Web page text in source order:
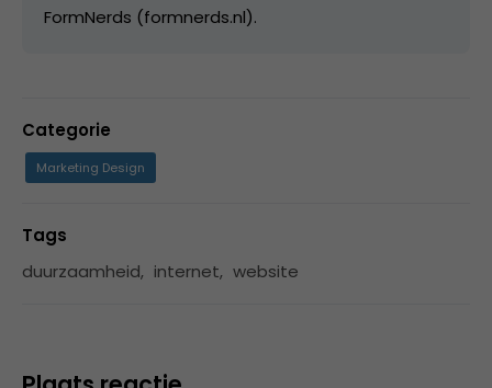
FormNerds (formnerds.nl).
Categorie
Marketing Design
Tags
duurzaamheid, internet, website